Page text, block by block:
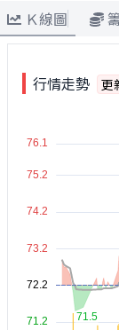
Ｋ線圖
行情走勢 更